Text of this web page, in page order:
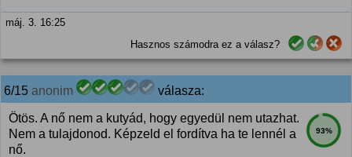
máj. 3. 16:25
Hasznos számodra ez a válasz?
6/15 anonim válasza:
93%
Ötös. A nő nem a kutyád, hogy egyedül nem utazhat.
Nem a tulajdonod. Képzeld el fordítva ha te lennél a
nő.